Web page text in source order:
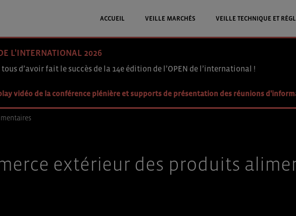
ACCUEIL VEILLE MARCHÉS VEILLE TECHNIQUE ET
L'INTERNATIONAL 2026
d’avoir fait le succès de la 14e édition de l’OPEN de l’international !
vidéo de la conférence plénière et supports de présentation des réunions
extérieur des produits